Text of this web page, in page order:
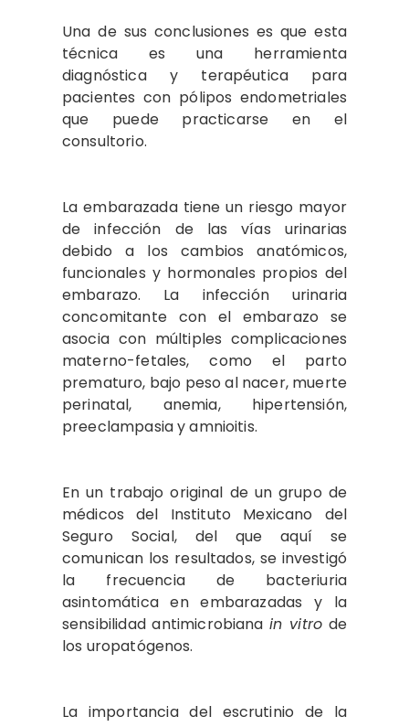
Una de sus conclusiones es que esta
técnica es una herramienta
diagnóstica y terapéutica para
pacientes con pólipos endometriales
que puede practicarse en el
consultorio.
La embarazada tiene un riesgo mayor
de infección de las vías urinarias
debido a los cambios anatómicos,
funcionales y hormonales propios del
embarazo. La infección urinaria
concomitante con el embarazo se
asocia con múltiples complicaciones
materno-fetales, como el parto
prematuro, bajo peso al nacer, muerte
perinatal, anemia, hipertensión,
preeclampasia y amnioitis.
En un trabajo original de un grupo de
médicos del Instituto Mexicano del
Seguro Social, del que aquí se
comunican los resultados, se investigó
la frecuencia de bacteriuria
asintomática en embarazadas y la
sensibilidad antimicrobianain vitro de
los uropatógenos.
La importancia del escrutinio de la